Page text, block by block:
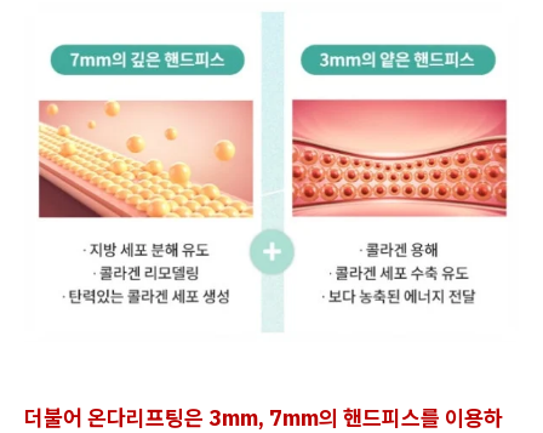
더불어 온다리프팅은 3mm, 7mm의 핸드피스를 이용하